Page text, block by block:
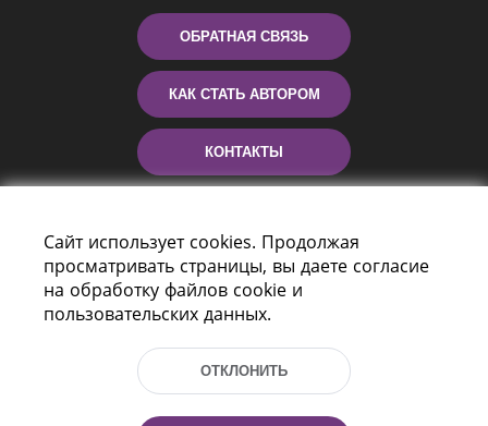
ОБРАТНАЯ СВЯЗЬ
КАК СТАТЬ АВТОРОМ
КОНТАКТЫ
Пр-т Независимости 116
Сайт использует cookies. Продолжая
просматривать страницы, вы даете согласие
на обработку файлов cookie и
пользовательских данных.
ОТКЛОНИТЬ